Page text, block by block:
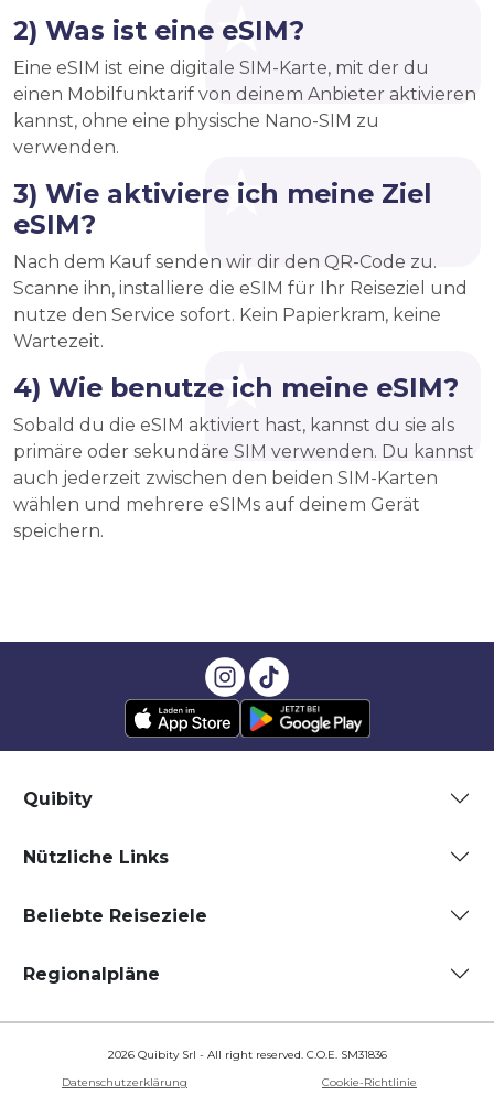
2) Was ist eine eSIM?
Eine eSIM ist eine digitale SIM-Karte, mit der du
einen Mobilfunktarif von deinem Anbieter aktivieren
kannst, ohne eine physische Nano-SIM zu
verwenden.
3) Wie aktiviere ich meine Ziel
eSIM?
Nach dem Kauf senden wir dir den QR-Code zu.
Scanne ihn, installiere die eSIM für Ihr Reiseziel und
nutze den Service sofort. Kein Papierkram, keine
Wartezeit.
4) Wie benutze ich meine eSIM?
Sobald du die eSIM aktiviert hast, kannst du sie als
primäre oder sekundäre SIM verwenden. Du kannst
auch jederzeit zwischen den beiden SIM-Karten
wählen und mehrere eSIMs auf deinem Gerät
speichern.
Quibity
Nützliche Links
Beliebte Reiseziele
Regionalpläne
2026 Quibity Srl - All right reserved. C.O.E. SM31836
Datenschutzerklärung
Cookie-Richtlinie